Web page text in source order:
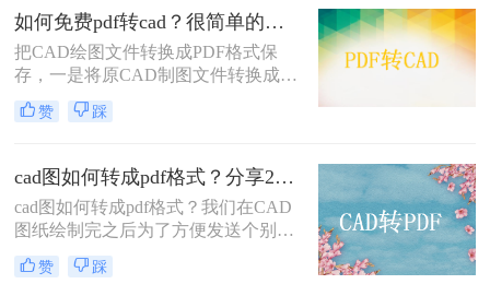
将pdf转cad的方法，让您免费将PDF
转换为CAD格式。
如何免费pdf转cad？很简单的在线方法就能解决！
把CAD绘图文件转换成PDF格式保
存，一是将原CAD制图文件转换成
PDF格式，另一是由于CAD绘图文件
太大，只有PDF格式的图样能最大程
情况下，CAD图样的转换格式是不可
逆的，PDF能否转换为CAD格式？如
何如何免费pdf转cad？下面就来告诉
你pdf文件转cad文件该怎么做。
赞 踩
cad图如何转成pdf格式？分享2个免费转换方法！
cad图如何转成pdf格式？​我们在CAD
图纸绘制完之后为了方便发送个别人
观看，通常会选择将CAD软件是工程
和建筑领域中不可少的一个工具。然
赞 踩